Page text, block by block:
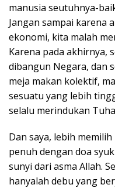
manusia seutuhnya-
Jangan sampai karena
ekonomi, kita malah
Karena pada akhirnya,
dibangun Negara, dan
meja makan kolektif,
sesuatu yang lebih
selalu merindukan
Dan saya, lebih
penuh dengan doa
sunyi dari asma Allah.
hanyalah debu yang